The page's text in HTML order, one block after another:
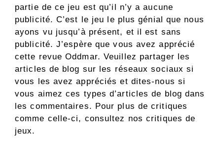
partie de ce jeu est qu’il n’y a aucune
publicité. C’est le jeu le plus génial que nous
ayons vu jusqu’à présent, et il est sans
publicité. J’espère que vous avez apprécié
cette revue Oddmar. Veuillez partager les
articles de blog sur les réseaux sociaux si
vous les avez appréciés et dites-nous si
vous aimez ces types d’articles de blog dans
les commentaires. Pour plus de critiques
comme celle-ci, consultez nos critiques de
jeux.